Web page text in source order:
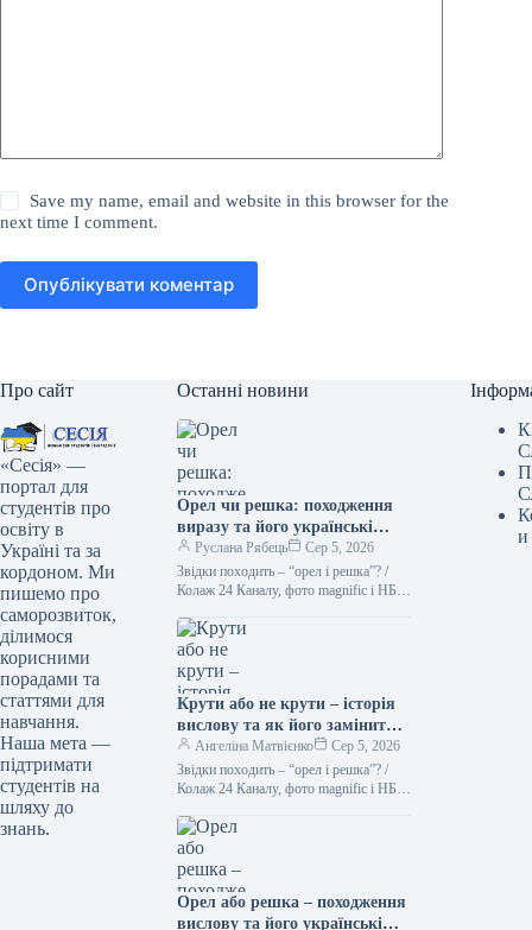
Save my name, email and website in this browser for the
next time I comment.
Опублікувати коментар
Про сайт
«Сесія» —
портал для
студентів про
освіту в
Україні та за
кордоном. Ми
пишемо про
саморозвиток,
ділимося
корисними
порадами та
статтями для
навчання.
Наша мета —
підтримати
студентів на
шляху до
знань.
Останні новини
Орел чи решка: походження
виразу та його українські
синоніми Походження вислову
“орел чи решка” тісно
пов’язане з давньою
для прийняття рішення. На
одній стороні монети, як
правило, зображували орла, а
на іншій – герб держави або
інший символ. Таким чином,
“орел” і “решка” стали
узагальненими позначеннями
сторін монети. Українською
замінити кількома
варіантами, залежно від
контексту: * **”Кін або
герб”**: Це прямий переклад,
який зберігає образність. *
Руслана Рябець
Сер 5, 2026
Звідки походить – “орел і решка”? /
Колаж 24 Каналу, фото magnific і НБУ
зробити…
Крути або не крути – історія
вислову та як його замінити
українською
Ангеліна Матвієнко
Сер 5, 2026
Звідки походить – “орел і решка”? /
Колаж 24 Каналу, фото magnific і НБУ
спосіб зробити…
Орел або решка – походження
вислову та його українські
и